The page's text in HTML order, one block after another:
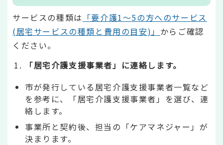
サービスの種類は 「要介護1～5の方へのサービス
(居宅サービスの種類と費用の目安)」 からご確認
ください。
「居宅介護支援事業者」に連絡します。
市が発行している居宅介護支援事業者一覧など
を参考に、「居宅介護支援事業者」を選び、連
絡します。
事業所と契約後、担当の「ケアマネジャー」が
決まります。